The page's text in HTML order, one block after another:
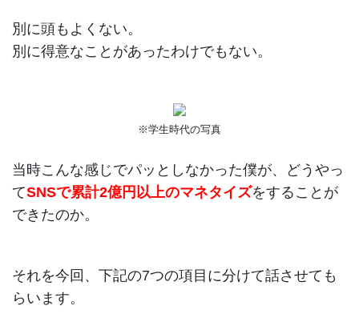
別に頭もよくない。
別に得意なことがあったわけでもない。
※学生時代の写真
当時こんな感じでパッとしなかった僕が、どうやっ
てSNSで累計2億円以上のマネタイズをすることが
できたのか。
それを今回、下記の7つの項目に分けて話させても
らいます。